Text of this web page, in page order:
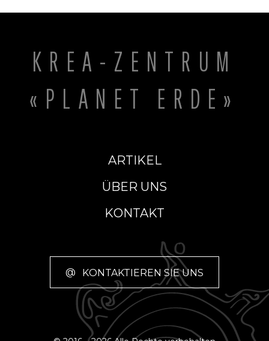
KREA-ZENTRUM
«PLANET ERDE»
ARTIKEL
ÜBER UNS
KONTAKT
@ KONTAKTIEREN SIE UNS